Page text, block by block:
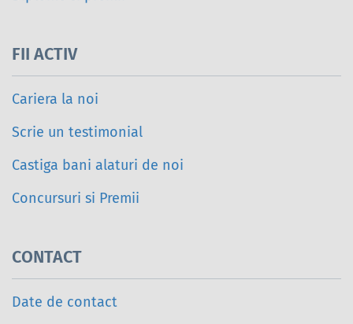
FII ACTIV
Cariera la noi
Scrie un testimonial
Castiga bani alaturi de noi
Concursuri si Premii
CONTACT
Date de contact